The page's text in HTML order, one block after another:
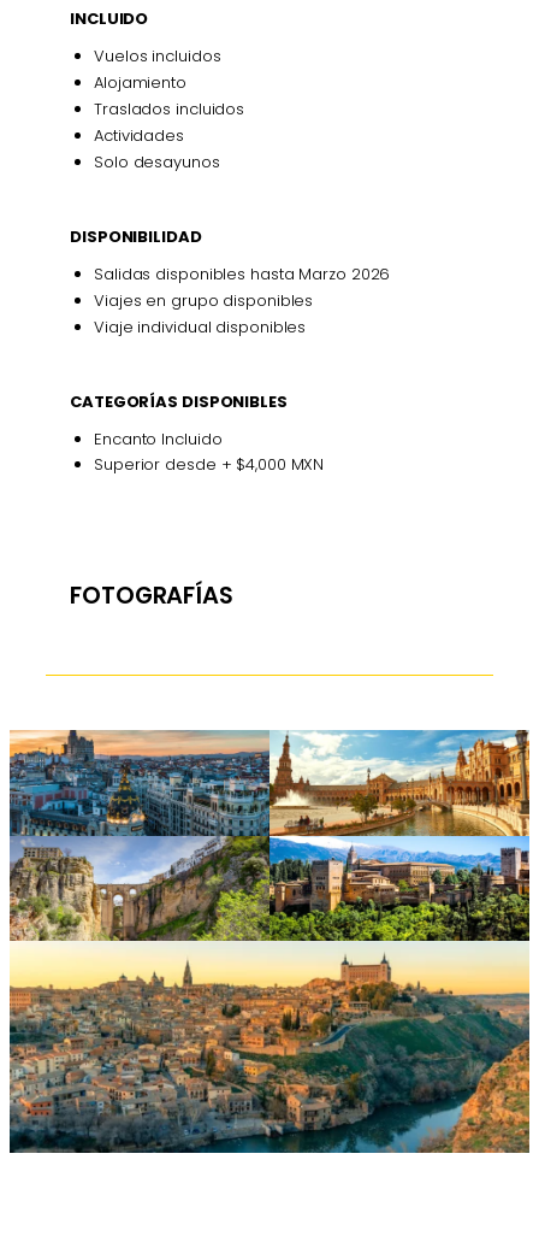
INCLUIDO
Vuelos incluidos
Alojamiento
Traslados incluidos
Actividades
Solo desayunos
DISPONIBILIDAD
Salidas disponibles hasta Marzo 2026
Viajes en grupo disponibles
Viaje individual disponibles
CATEGORÍAS DISPONIBLES
Encanto Incluido
Superior desde + $4,000 MXN
FOTOGRAFÍAS